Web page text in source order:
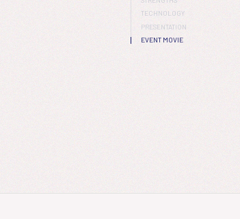
TECHNOLOGY
PRESENTATION
EVENT MOVIE